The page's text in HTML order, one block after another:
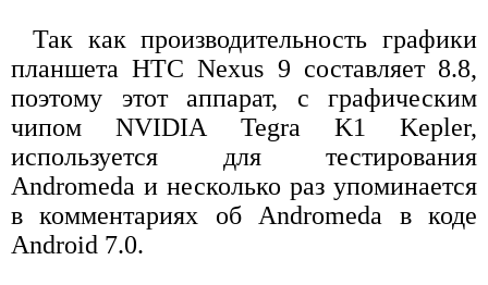
Так как производительность графики
планшета HTC Nexus 9 составляет 8.8,
поэтому этот аппарат, с графическим
чипом NVIDIA Tegra K1 Kepler,
используется для тестирования
Andromeda и несколько раз упоминается
в комментариях об Andromeda в коде
Android 7.0.